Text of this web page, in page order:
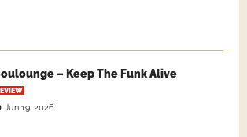
– Keep The Funk Alive
Jun 19, 2026